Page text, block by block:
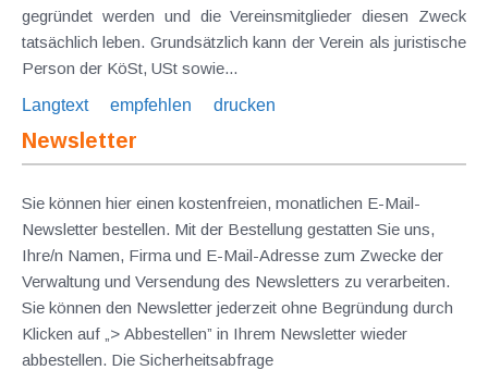
gegründet werden und die Vereinsmitglieder diesen Zweck
tatsächlich leben. Grundsätzlich kann der Verein als juristische
Person der KöSt, USt sowie...
Langtext
empfehlen drucken
Newsletter
Sie können hier einen kostenfreien, monatlichen E-Mail-
Newsletter bestellen. Mit der Bestellung gestatten Sie uns,
Ihre/n Namen, Firma und E-Mail-Adresse zum Zwecke der
Verwaltung und Versendung des Newsletters zu verarbeiten.
Sie können den Newsletter jederzeit ohne Begründung durch
Klicken auf „> Abbestellen” in Ihrem Newsletter wieder
abbestellen. Die Sicherheitsabfrage